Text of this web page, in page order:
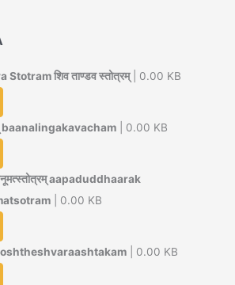
शिव ताण्डव स्तोत्रम्| 0.00 KB
baanalingakavacham | 0.00 KB
aapaduddhaarak
| 0.00 KB
goshtheshvaraashtakam | 0.00 KB